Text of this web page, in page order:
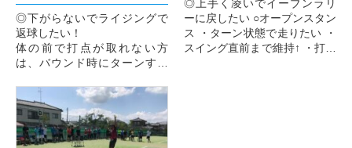
◎下がらないでライジングで
返球したい！
体の前で打点が取れない方
は、バウンド時にターンする
ト時に動き出し+ターンを！
○ターン→下半身の横向き(場
合によっては前向きのまま...
◎上手く凌いでイーブンラリ
ーに戻したい ○オープンスタン
ス ・ターン状態で走りたい ・
スイング直前まで維持↑ ・打点